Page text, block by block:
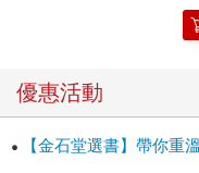
優惠活動
【金石堂選書】帶你重